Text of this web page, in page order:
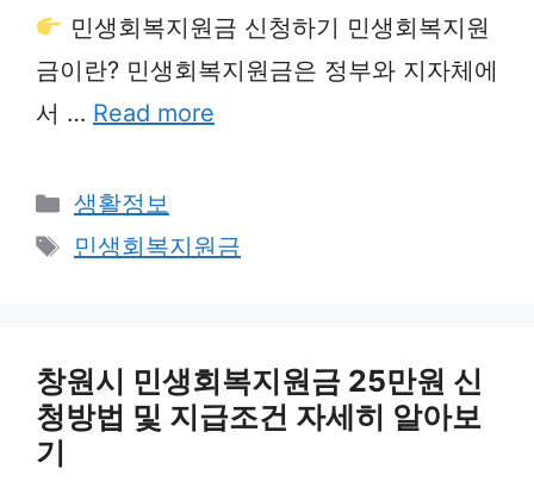
민생회복지원금 신청하기 민생회복지원
금이란? 민생회복지원금은 정부와 지자체에
서 … Read more
Categories
생활정보
Tags
민생회복지원금
창원시 민생회복지원금 25만원 신
청방법 및 지급조건 자세히 알아보
기